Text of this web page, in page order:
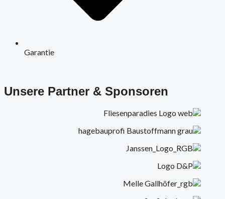
Garantie
Unsere Partner & Sponsoren